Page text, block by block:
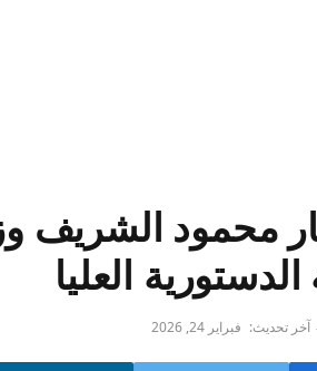
محمود الشريف
العليا
آخر تحديث: فبراير 24, 2026